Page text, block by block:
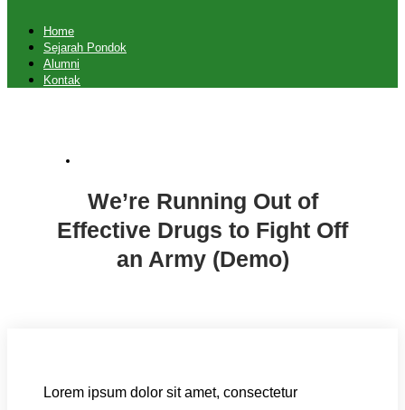
Home
Sejarah Pondok
Alumni
Kontak
We’re Running Out of
Effective Drugs to Fight Off
an Army (Demo)
Lorem ipsum dolor sit amet, consectetur